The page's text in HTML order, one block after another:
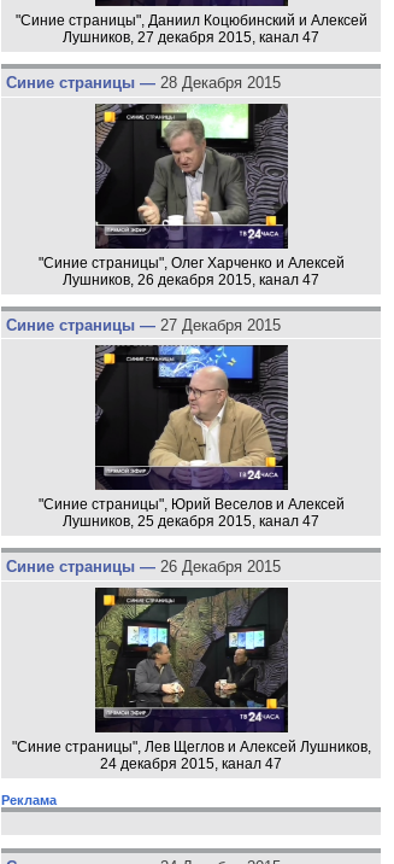
"Синие страницы", Даниил Коцюбинский и Алексей
Лушников, 27 декабря 2015, канал 47
Синие страницы — 28 Декабря 2015
"Синие страницы", Олег Харченко и Алексей
Лушников, 26 декабря 2015, канал 47
Синие страницы — 27 Декабря 2015
"Синие страницы", Юрий Веселов и Алексей
Лушников, 25 декабря 2015, канал 47
Синие страницы — 26 Декабря 2015
"Синие страницы", Лев Щеглов и Алексей Лушников,
24 декабря 2015, канал 47
Реклама